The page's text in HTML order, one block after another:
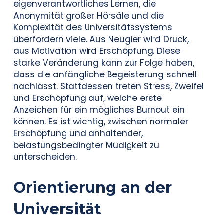
eigenverantwortliches Lernen, die
Anonymität großer Hörsäle und die
Komplexität des Universitätssystems
überfordern viele. Aus Neugier wird Druck,
aus Motivation wird Erschöpfung. Diese
starke Veränderung kann zur Folge haben,
dass die anfängliche Begeisterung schnell
nachlässt. Stattdessen treten Stress, Zweifel
und Erschöpfung auf, welche erste
Anzeichen für ein mögliches Burnout ein
können. Es ist wichtig, zwischen normaler
Erschöpfung und anhaltender,
belastungsbedingter Müdigkeit zu
unterscheiden.
Orientierung an der
Universität